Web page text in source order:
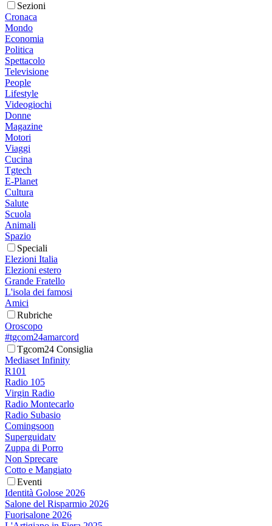
Sezioni
Cronaca
Mondo
Economia
Politica
Spettacolo
Televisione
People
Lifestyle
Videogiochi
Donne
Magazine
Motori
Viaggi
Cucina
Tgtech
E-Planet
Cultura
Salute
Scuola
Animali
Spazio
Speciali
Elezioni Italia
Elezioni estero
Grande Fratello
L'isola dei famosi
Amici
Rubriche
Oroscopo
#tgcom24amarcord
Tgcom24 Consiglia
Mediaset Infinity
R101
Radio 105
Virgin Radio
Radio Montecarlo
Radio Subasio
Comingsoon
Superguidatv
Zuppa di Porro
Non Sprecare
Cotto e Mangiato
Eventi
Identità Golose 2026
Salone del Risparmio 2026
Fuorisalone 2026